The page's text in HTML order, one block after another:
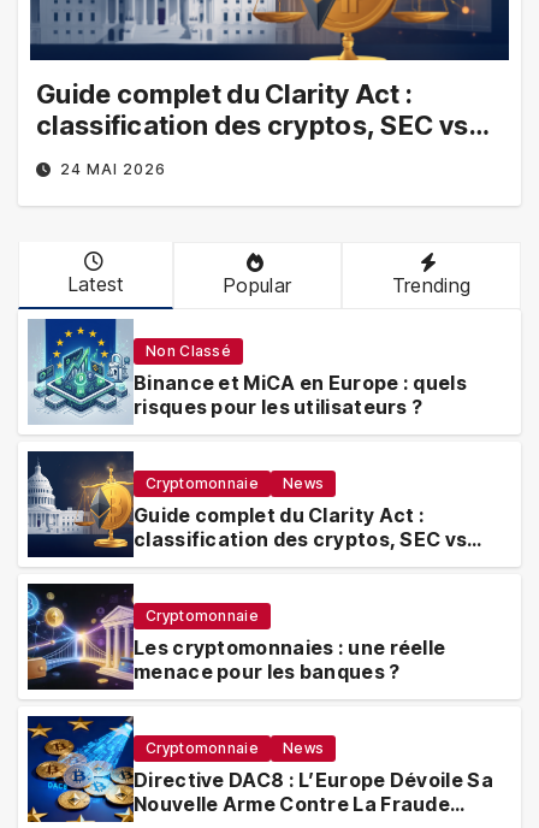
Guide complet du Clarity Act :
classification des cryptos, SEC vs
CFTC, et impacts sur les
24 MAI 2026
Latest Popular Trending
Non Classé
Binance et MiCA en Europe : quels
risques pour les utilisateurs ?
Cryptomonnaie News
Guide complet du Clarity Act :
classification des cryptos, SEC vs
CFTC, et impacts sur les
Cryptomonnaie
Les cryptomonnaies : une réelle
menace pour les banques ?
Cryptomonnaie News
Directive DAC8 : L’Europe Dévoile Sa
Nouvelle Arme Contre La Fraude